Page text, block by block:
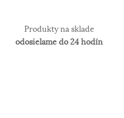
Produkty na sklade
odosielame do 24 hodín